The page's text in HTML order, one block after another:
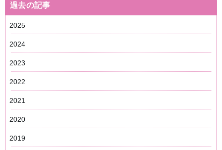
過去の記事
2025
2024
2023
2022
2021
2020
2019